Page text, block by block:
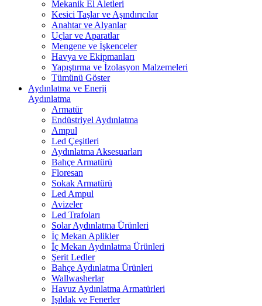
Mekanik El Aletleri
Kesici Taşlar ve Aşındırıcılar
Anahtar ve Alyanlar
Uçlar ve Aparatlar
Mengene ve İşkenceler
Havya ve Ekipmanları
Yapıştırma ve İzolasyon Malzemeleri
Tümünü Göster
Aydınlatma ve Enerji
Aydınlatma
Armatür
Endüstriyel Aydınlatma
Ampul
Led Çeşitleri
Aydınlatma Aksesuarları
Bahçe Armatürü
Floresan
Sokak Armatürü
Led Ampul
Avizeler
Led Trafoları
Solar Aydınlatma Ürünleri
İç Mekan Aplikler
İç Mekan Aydınlatma Ürünleri
Şerit Ledler
Bahçe Aydınlatma Ürünleri
Wallwasherlar
Havuz Aydınlatma Armatürleri
Işıldak ve Fenerler